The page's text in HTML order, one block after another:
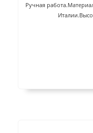
Ручная